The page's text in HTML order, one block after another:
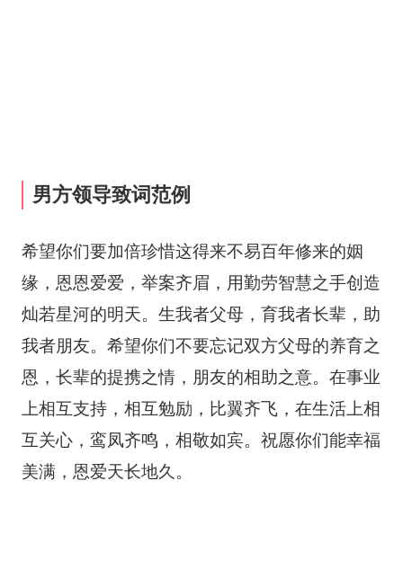
男方领导致词范例
希望你们要加倍珍惜这得来不易百年修来的姻
缘，恩恩爱爱，举案齐眉，用勤劳智慧之手创造
灿若星河的明天。生我者父母，育我者长辈，助
我者朋友。希望你们不要忘记双方父母的养育之
恩，长辈的提携之情，朋友的相助之意。在事业
上相互支持，相互勉励，比翼齐飞，在生活上相
互关心，鸾凤齐鸣，相敬如宾。祝愿你们能幸福
美满，恩爱天长地久。